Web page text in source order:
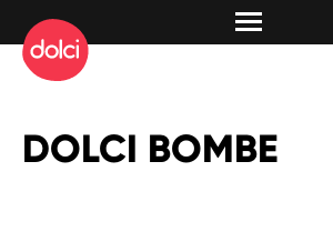
DOLCI BOMBE